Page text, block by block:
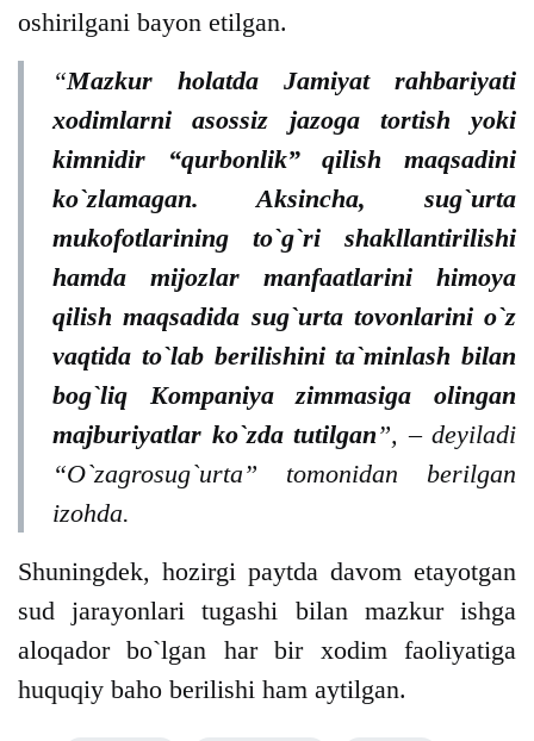
oshirilgani bayon etilgan.
“Mazkur holatda Jamiyat rahbariyati
xodimlarni asossiz jazoga tortish yoki
kimnidir “qurbonlik” qilish maqsadini
ko`zlamagan. Aksincha, sug`urta
mukofotlarining to`g`ri shakllantirilishi
hamda mijozlar manfaatlarini himoya
qilish maqsadida sug`urta tovonlarini o`z
vaqtida to`lab berilishini ta`minlash bilan
bog`liq Kompaniya zimmasiga olingan
majburiyatlar ko`zda tutilgan”, – deyiladi
“O`zagrosug`urta” tomonidan berilgan
izohda.
Shuningdek, hozirgi paytda davom etayotgan
sud jarayonlari tugashi bilan mazkur ishga
aloqador bo`lgan har bir xodim faoliyatiga
huquqiy baho berilishi ham aytilgan.